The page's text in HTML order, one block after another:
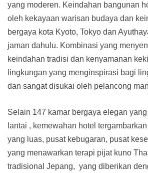
yang moderen. Keindahan bangunan
oleh kekayaan warisan budaya dan
bergaya kota Kyoto, Tokyo dan
jaman dahulu. Kombinasi yang
keindahan tradisi dan kenyamanan
lingkungan yang menginspirasi bagi
dan sangat disukai oleh pelancong
Selain 147 kamar bergaya elegan
lantai , kemewahan hotel
yang luas, pusat kebugaran, pusat
yang menawarkan terapi pijat kuno
tradisional Jepang, yang diberikan